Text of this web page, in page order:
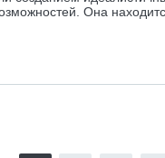
Она